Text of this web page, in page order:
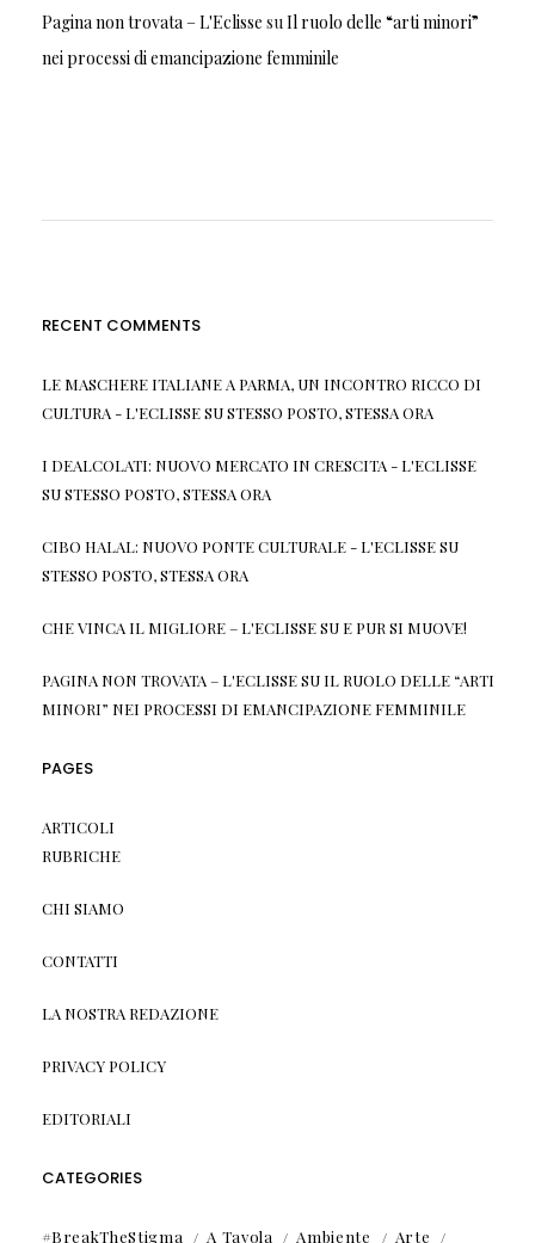
Pagina non trovata – L'Eclisse suIl ruolo delle “arti minori”
nei processi di emancipazione femminile
RECENT COMMENTS
LE MASCHERE ITALIANE A PARMA, UN INCONTRO RICCO DI
CULTURA - L'ECLISSESUSTESSO POSTO, STESSA ORA
I DEALCOLATI: NUOVO MERCATO IN CRESCITA - L'ECLISSE
SUSTESSO POSTO, STESSA ORA
CIBO HALAL: NUOVO PONTE CULTURALE - L'ECLISSESU
STESSO POSTO, STESSA ORA
CHE VINCA IL MIGLIORE – L'ECLISSESU E PUR SI MUOVE!
PAGINA NON TROVATA – L'ECLISSESU IL RUOLO DELLE “ARTI
MINORI” NEI PROCESSI DI EMANCIPAZIONE FEMMINILE
PAGES
ARTICOLI
RUBRICHE
CHI SIAMO
CONTATTI
LA NOSTRA REDAZIONE
PRIVACY POLICY
EDITORIALI
CATEGORIES
#BreakTheStigma A Tavola Ambiente Arte